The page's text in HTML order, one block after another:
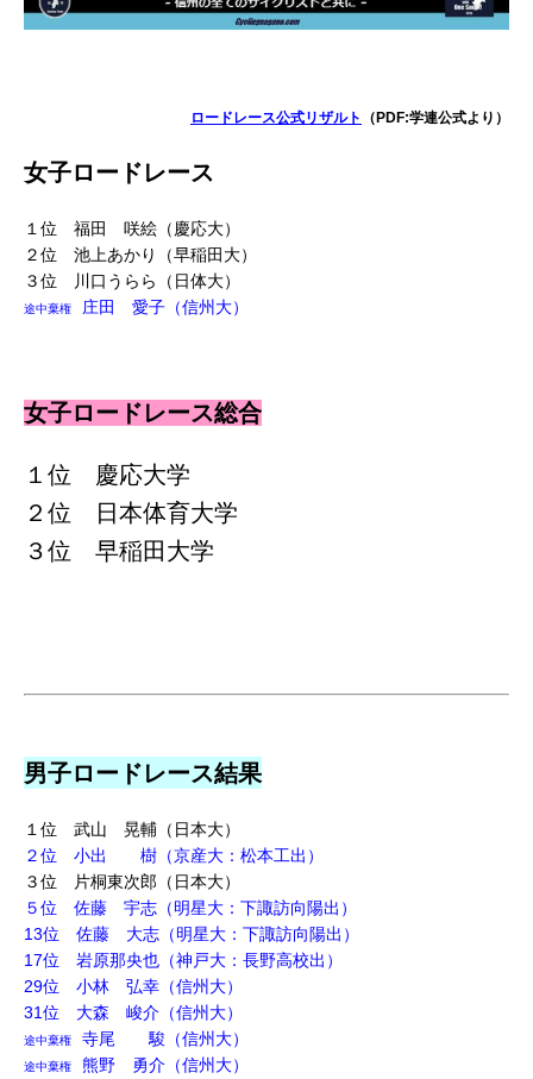
ロードレース公式リザルト （PDF:学連公式より）
女子ロードレース
１位 福田 咲絵（慶応大）
２位 池上あかり（早稲田大）
３位 川口うらら（日体大）
途中棄権 庄田 愛子（信州大）
女子ロードレース総合
１位 慶応大学
２位 日本体育大学
３位 早稲田大学
男子ロードレース結果
１位 武山 晃輔（日本大）
２位 小出 樹（京産大：松本工出）
３位 片桐東次郎（日本大）
５位 佐藤 宇志（明星大：下諏訪向陽出）
13位 佐藤 大志（明星大：下諏訪向陽出）
17位 岩原那央也（神戸大：長野高校出）
29位 小林 弘幸（信州大）
31位 大森 峻介（信州大）
途中棄権 寺尾 駿（信州大）
途中棄権 熊野 勇介（信州大）